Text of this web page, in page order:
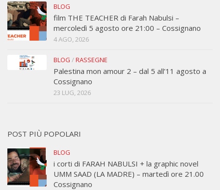
BLOG
film THE TEACHER di Farah Nabulsi –
mercoledì 5 agosto ore 21:00 – Cossignano
4 AGO, 2026
BLOG /RASSEGNE
Palestina mon amour 2 – dal 5 all’11 agosto a
Cossignano
23 LUG, 2026
POST PIÙ POPOLARI
BLOG
i corti di FARAH NABULSI + la graphic novel
UMM SAAD (LA MADRE) – martedì ore 21.00
Cossignano